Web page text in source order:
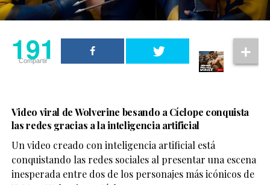
191
Compartir
Video viral de Wolverine besando a Cíclope conquista
las redes gracias a la inteligencia artificial
Un video creado con inteligencia artificial está
conquistando las redes sociales al presentar una escena
inesperada entre dos de los personajes más icónicos de